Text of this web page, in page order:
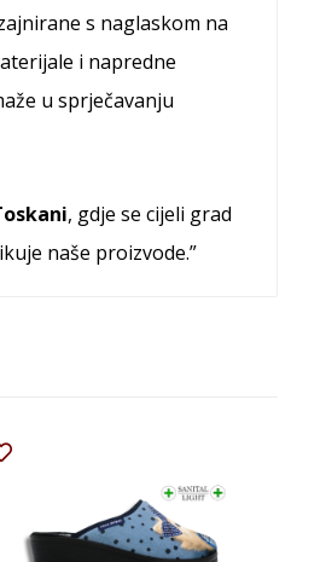
s naglaskom na
i napredne
u sprječavanju
, gdje se cijeli grad
naše proizvode.”